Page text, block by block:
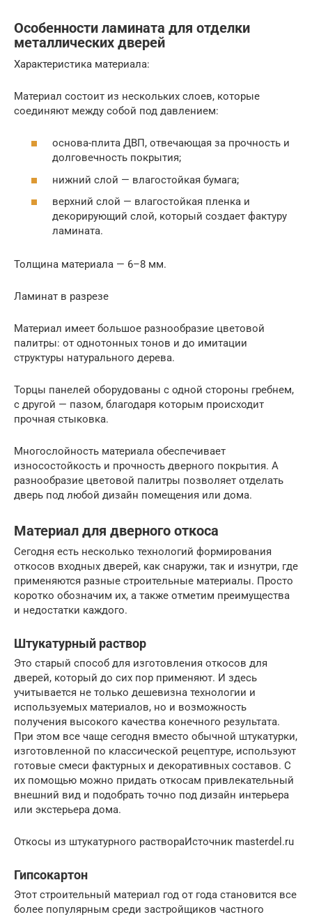
Особенности ламината для отделки
металлических дверей
Характеристика материала:
Материал состоит из нескольких слоев, которые
соединяют между собой под давлением:
основа-плита ДВП, отвечающая за прочность и
долговечность покрытия;
нижний слой — влагостойкая бумага;
верхний слой — влагостойкая пленка и
декорирующий слой, который создает фактуру
ламината.
Толщина материала — 6–8 мм.
Ламинат в разрезе
Материал имеет большое разнообразие цветовой
палитры: от однотонных тонов и до имитации
структуры натурального дерева.
Торцы панелей оборудованы с одной стороны гребнем,
с другой — пазом, благодаря которым происходит
прочная стыковка.
Многослойность материала обеспечивает
износостойкость и прочность дверного покрытия. А
разнообразие цветовой палитры позволяет отделать
дверь под любой дизайн помещения или дома.
Материал для дверного откоса
Сегодня есть несколько технологий формирования
откосов входных дверей, как снаружи, так и изнутри, где
применяются разные строительные материалы. Просто
коротко обозначим их, а также отметим преимущества
и недостатки каждого.
Штукатурный раствор
Это старый способ для изготовления откосов для
дверей, который до сих пор применяют. И здесь
учитывается не только дешевизна технологии и
используемых материалов, но и возможность
получения высокого качества конечного результата.
При этом все чаще сегодня вместо обычной штукатурки,
изготовленной по классической рецептуре, используют
готовые смеси фактурных и декоративных составов. С
их помощью можно придать откосам привлекательный
внешний вид и подобрать точно под дизайн интерьера
или экстерьера дома.
Откосы из штукатурного раствораИсточник masterdel.ru
Гипсокартон
Этот строительный материал год от года становится все
более популярным среди застройщиков частного